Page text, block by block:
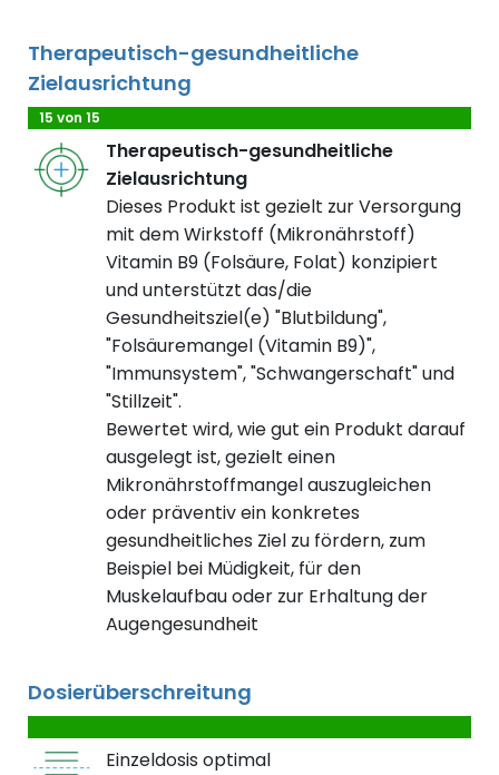
Therapeutisch-gesundheitliche
Zielausrichtung
15 von 15
Therapeutisch-gesundheitliche
Zielausrichtung
Dieses Produkt ist gezielt zur Versorgung
mit dem Wirkstoff (Mikronährstoff)
Vitamin B9 (Folsäure, Folat) konzipiert
und unterstützt das/die
Gesundheitsziel(e) "Blutbildung",
"Folsäuremangel (Vitamin B9)",
"Immunsystem", "Schwangerschaft" und
"Stillzeit".
Bewertet wird, wie gut ein Produkt darauf
ausgelegt ist, gezielt einen
Mikronährstoffmangel auszugleichen
oder präventiv ein konkretes
gesundheitliches Ziel zu fördern, zum
Beispiel bei Müdigkeit, für den
Muskelaufbau oder zur Erhaltung der
Augengesundheit
Dosierüberschreitung
Einzeldosis optimal